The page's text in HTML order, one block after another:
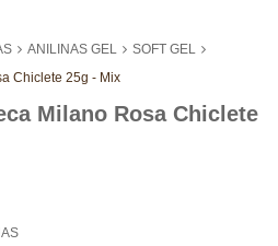
ANILINAS GEL
SOFT GEL
Chiclete 25g - Mix
Milano Rosa Chiclete